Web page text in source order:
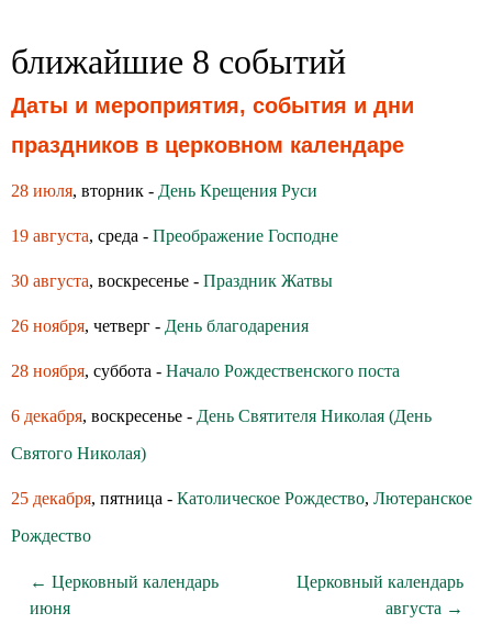
ближайшие 8 событий
Даты и мероприятия, события и дни
праздников в церковном календаре
28 июля, вторник - День Крещения Руси
19 августа, среда - Преображение Господне
30 августа, воскресенье - Праздник Жатвы
26 ноября, четверг - День благодарения
28 ноября, суббота - Начало Рождественского поста
6 декабря, воскресенье - День Святителя Николая (День
Святого Николая)
25 декабря, пятница - Католическое Рождество, Лютеранское
Рождество
← Церковный календарь
июня
Церковный календарь
августа →